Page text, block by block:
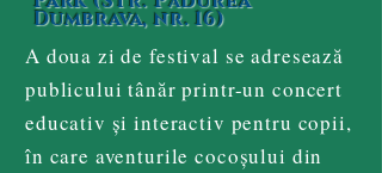
Dumbrava, nr. 16)
A doua zi de festival se adresează
publicului tânăr printr-un concert
educativ și interactiv pentru copii,
în care aventurile cocoșului din